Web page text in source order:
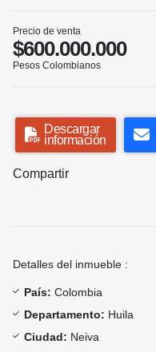
Precio de venta
$600.000.000
Pesos Colombianos
Descargar
información
Compartir
Detalles del inmueble :
País: Colombia
Departamento: Huila
Ciudad: Neiva